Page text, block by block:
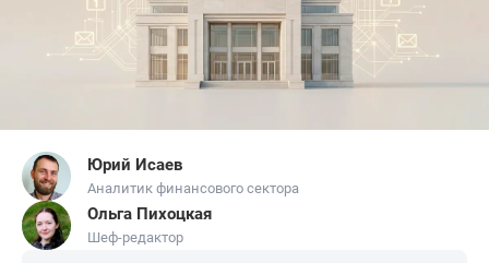
Юрий Исаев
Аналитик финансового сектора
Ольга Пихоцкая
Шеф-редактор